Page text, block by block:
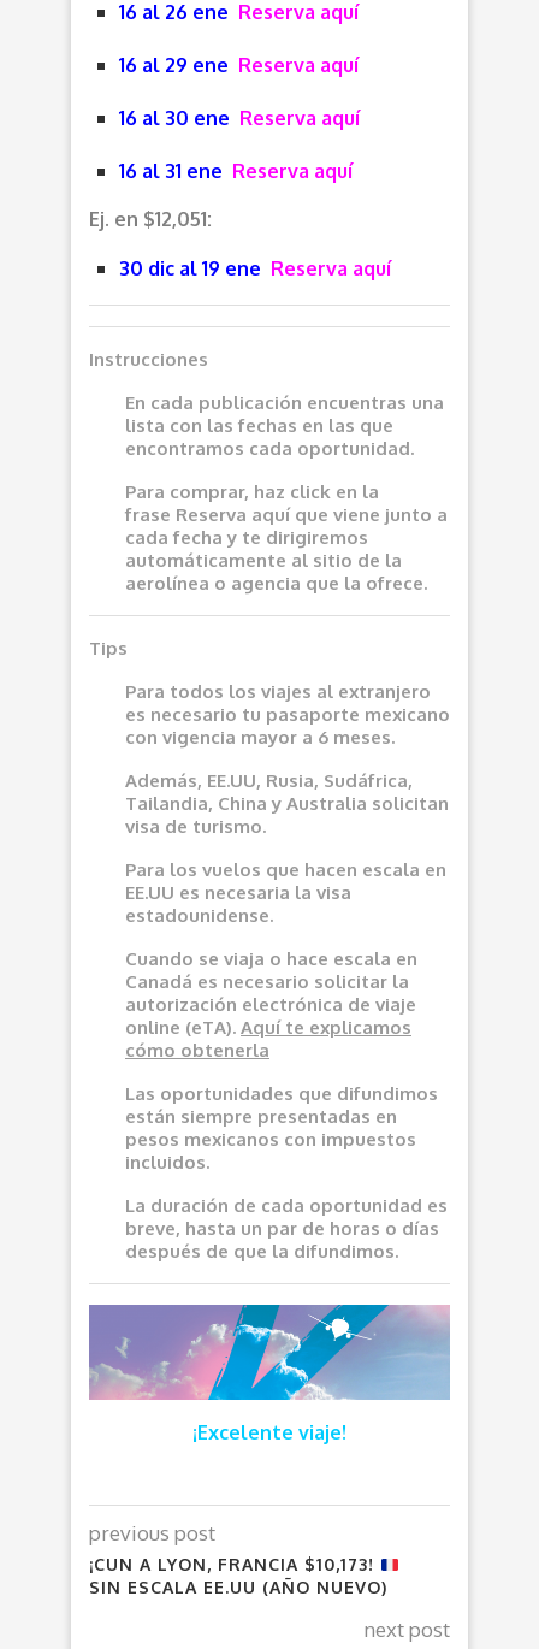
16 al 26 ene Reserva aquí
16 al 29 ene Reserva aquí
16 al 30 ene Reserva aquí
16 al 31 ene Reserva aquí
Ej. en $12,051:
30 dic al 19 ene Reserva aquí
Instrucciones
En cada publicación encuentras una
lista con las fechas en las que
encontramos cada oportunidad.
Para comprar, haz click en la
frase Reserva aquí que viene junto a
cada fecha y te dirigiremos
automáticamente al sitio de la
aerolínea o agencia que la ofrece.
Tips
Para todos los viajes al extranjero
es necesario tu pasaporte mexicano
con vigencia mayor a 6 meses.
Además, EE.UU, Rusia, Sudáfrica,
Tailandia, China y Australia solicitan
visa de turismo.
Para los vuelos que hacen escala en
EE.UU es necesaria la visa
estadounidense.
Cuando se viaja o hace escala en
Canadá es necesario solicitar la
autorización electrónica de viaje
online (eTA). Aquí te explicamos
cómo obtenerla
Las oportunidades que difundimos
están siempre presentadas en
pesos mexicanos con impuestos
incluidos.
La duración de cada oportunidad es
breve, hasta un par de horas o días
después de que la difundimos.
¡Excelente viaje!
previous post
¡CUN A LYON, FRANCIA $10,173!
SIN ESCALA EE.UU (AÑO NUEVO)
next post